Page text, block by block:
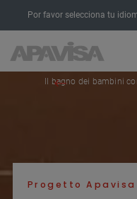
Por favor selecciona tu
Il bagno dei bambini
Progetto Apavisa